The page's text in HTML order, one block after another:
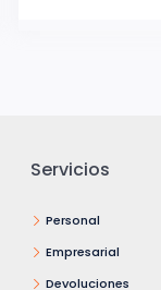
Servicios
Personal
Empresarial
Devoluciones